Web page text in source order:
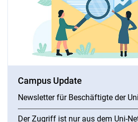
Campus Update
Newsletter für Beschäftigte der
Der Zugriff ist nur aus dem Uni-